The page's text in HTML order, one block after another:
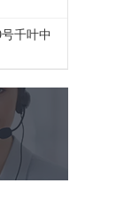
千叶中